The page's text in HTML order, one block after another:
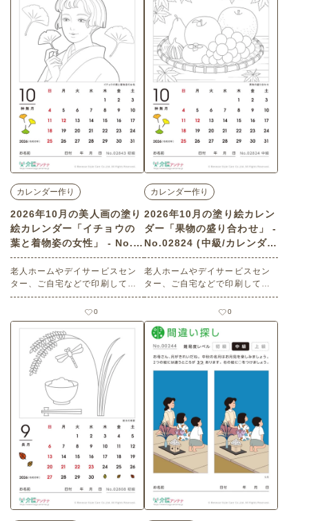
す。 関連キーワード：マンダラ
塗り絵・秋桜・ピンクの花・花
畑・野原・草花
カレンダー作り
2026年10月の美人画の塗り
絵カレンダー「イチョウの
葉と着物姿の女性」 - No.0
2843 (初級/カレンダー作り
の介護レク素材)
老人ホームやデイサービスセン
ター、ご自宅などで印刷してお
使いいただける無料の高齢者向
け介護レク素材 2026年10月の
美人画の塗り絵カレンダー「イ
チョウの葉と着物姿の女性」
（カレンダー作り・初級）で
色い葉・人物・女性・和装・着
物・レトロ
0
カレンダー作り
2026年10月の塗り絵カレン
ダー「果物の盛り合わせ」 -
No.02824 (中級/カレンダー
作りの介護レク素材)
老人ホームやデイサービスセン
ター、ご自宅などで印刷してお
使いいただける無料の高齢者向
け介護レク素材 2026年10月の
塗り絵カレンダー「果物の盛り
合わせ」（カレンダー作り・中
級）です。 関連キーワード：フ
ルーツ・果実・ぶどう・りん
ご・梨・ざる・食卓・旬の味
0